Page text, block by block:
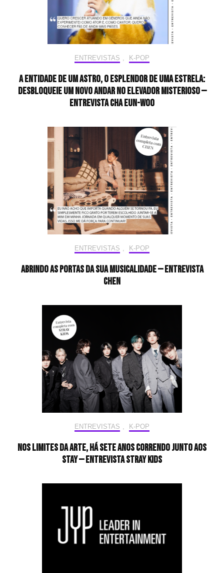
ENTREVISTAS , K-POP
A entidade de um astro, o esplendor de uma estrela:
desbloqueie um novo andar no elevador misterioso —
Entrevista CHA EUN-WOO
ENTREVISTAS , K-POP
Abrindo as portas da sua musicalidade — Entrevista
CHEN
ENTREVISTAS , K-POP
Nos limites da arte, há sete anos correndo junto aos
STAY — Entrevista Stray Kids